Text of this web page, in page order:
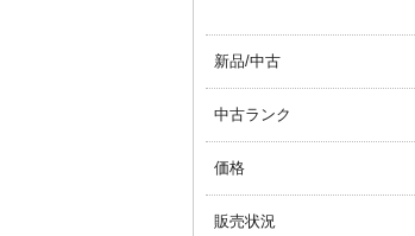
新品/中古
中古ランク
価格
販売状況